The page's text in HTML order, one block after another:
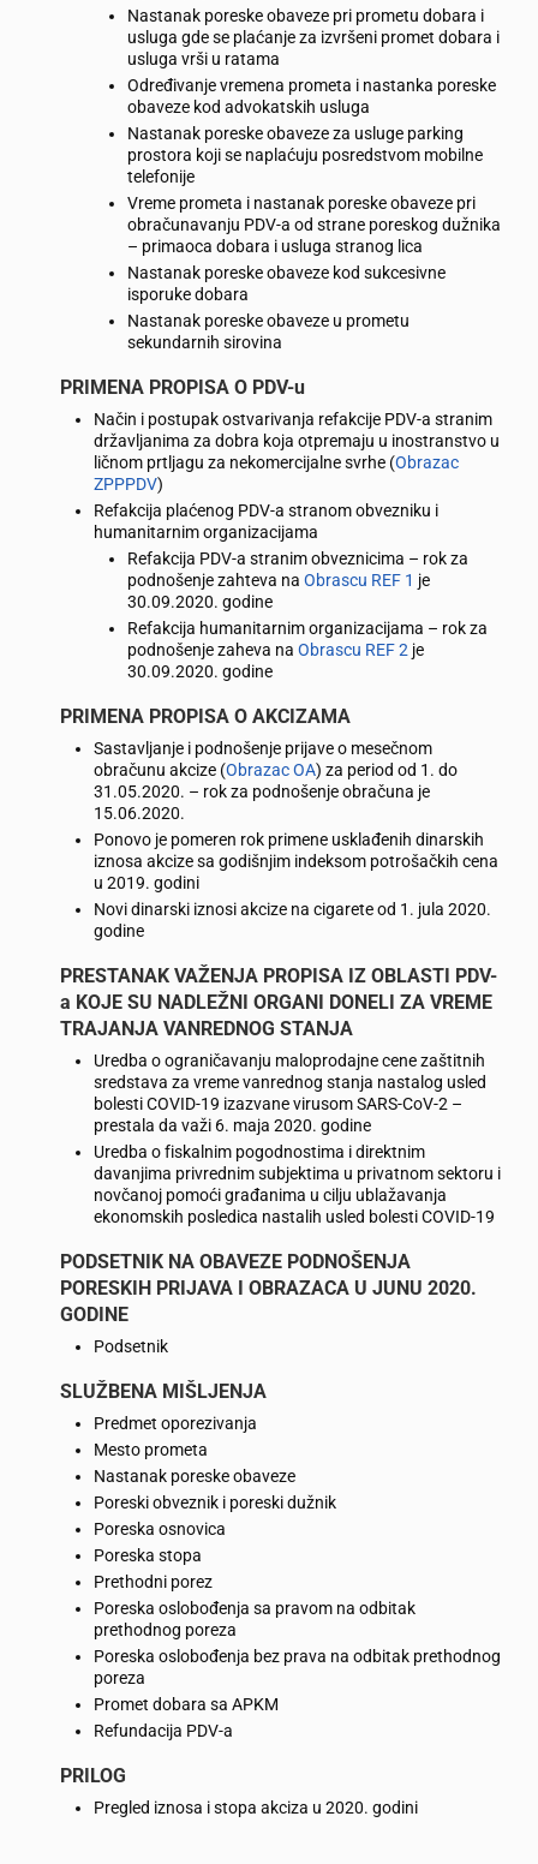
Nastanak poreske obaveze pri prometu dobara i
usluga gde se plaćanje za izvršeni promet dobara i
usluga vrši u ratama
Određivanje vremena prometa i nastanka poreske
obaveze kod advokatskih usluga
Nastanak poreske obaveze za usluge parking
prostora koji se naplaćuju posredstvom mobilne
telefonije
Vreme prometa i nastanak poreske obaveze pri
obračunavanju PDV-a od strane poreskog dužnika
– primaoca dobara i usluga stranog lica
Nastanak poreske obaveze kod sukcesivne
isporuke dobara
Nastanak poreske obaveze u prometu
sekundarnih sirovina
PRIMENA PROPISA O PDV-u
Način i postupak ostvarivanja refakcije PDV-a stranim
državljanima za dobra koja otpremaju u inostranstvo u
ličnom prtljagu za nekomercijalne svrhe (Obrazac
ZPPPDV)
Refakcija plaćenog PDV-a stranom obvezniku i
humanitarnim organizacijama
Refakcija PDV-a stranim obveznicima – rok za
podnošenje zahteva na Obrascu REF 1 je
30.09.2020. godine
Refakcija humanitarnim organizacijama – rok za
podnošenje zaheva na Obrascu REF 2 je
30.09.2020. godine
PRIMENA PROPISA O AKCIZAMA
Sastavljanje i podnošenje prijave o mesečnom
obračunu akcize (Obrazac OA) za period od 1. do
31.05.2020. – rok za podnošenje obračuna je
15.06.2020.
Ponovo je pomeren rok primene usklađenih dinarskih
iznosa akcize sa godišnjim indeksom potrošačkih cena
u 2019. godini
Novi dinarski iznosi akcize na cigarete od 1. jula 2020.
godine
PRESTANAK VAŽENJA PROPISA IZ OBLASTI PDV-
a KOJE SU NADLEŽNI ORGANI DONELI ZA VREME
TRAJANJA VANREDNOG STANJA
Uredba o ograničavanju maloprodajne cene zaštitnih
sredstava za vreme vanrednog stanja nastalog usled
bolesti COVID-19 izazvane virusom SARS-CoV-2 –
prestala da važi 6. maja 2020. godine
Uredba o fiskalnim pogodnostima i direktnim
davanjima privrednim subjektima u privatnom sektoru i
novčanoj pomoći građanima u cilju ublažavanja
ekonomskih posledica nastalih usled bolesti COVID-19
PODSETNIK NA OBAVEZE PODNOŠENJA
PORESKIH PRIJAVA I OBRAZACA U JUNU 2020.
GODINE
Podsetnik
SLUŽBENA MIŠLJENJA
Predmet oporezivanja
Mesto prometa
Nastanak poreske obaveze
Poreski obveznik i poreski dužnik
Poreska osnovica
Poreska stopa
Prethodni porez
Poreska oslobođenja sa pravom na odbitak
prethodnog poreza
Poreska oslobođenja bez prava na odbitak prethodnog
poreza
Promet dobara sa APKM
Refundacija PDV-a
PRILOG
Pregled iznosa i stopa akciza u 2020. godini